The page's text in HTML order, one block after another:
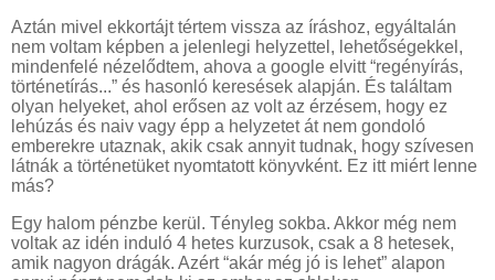
Aztán mivel ekkortájt tértem vissza az íráshoz, egyáltalán
nem voltam képben a jelenlegi helyzettel, lehetőségekkel,
mindenfelé nézelődtem, ahova a google elvitt “regényírás,
történetírás...” és hasonló keresések alapján. És találtam
olyan helyeket, ahol erősen az volt az érzésem, hogy ez
lehúzás és naiv vagy épp a helyzetet át nem gondoló
emberekre utaznak, akik csak annyit tudnak, hogy szívesen
látnák a történetüket nyomtatott könyvként. Ez itt miért lenne
más?
Egy halom pénzbe kerül. Tényleg sokba. Akkor még nem
voltak az idén induló 4 hetes kurzusok, csak a 8 hetesek,
amik nagyon drágák. Azért “akár még jó is lehet” alapon